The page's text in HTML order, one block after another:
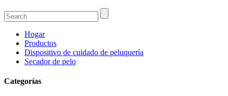
Hogar
Productos
Dispositivo de cuidado de peluquería
Secador de pelo
Categorías